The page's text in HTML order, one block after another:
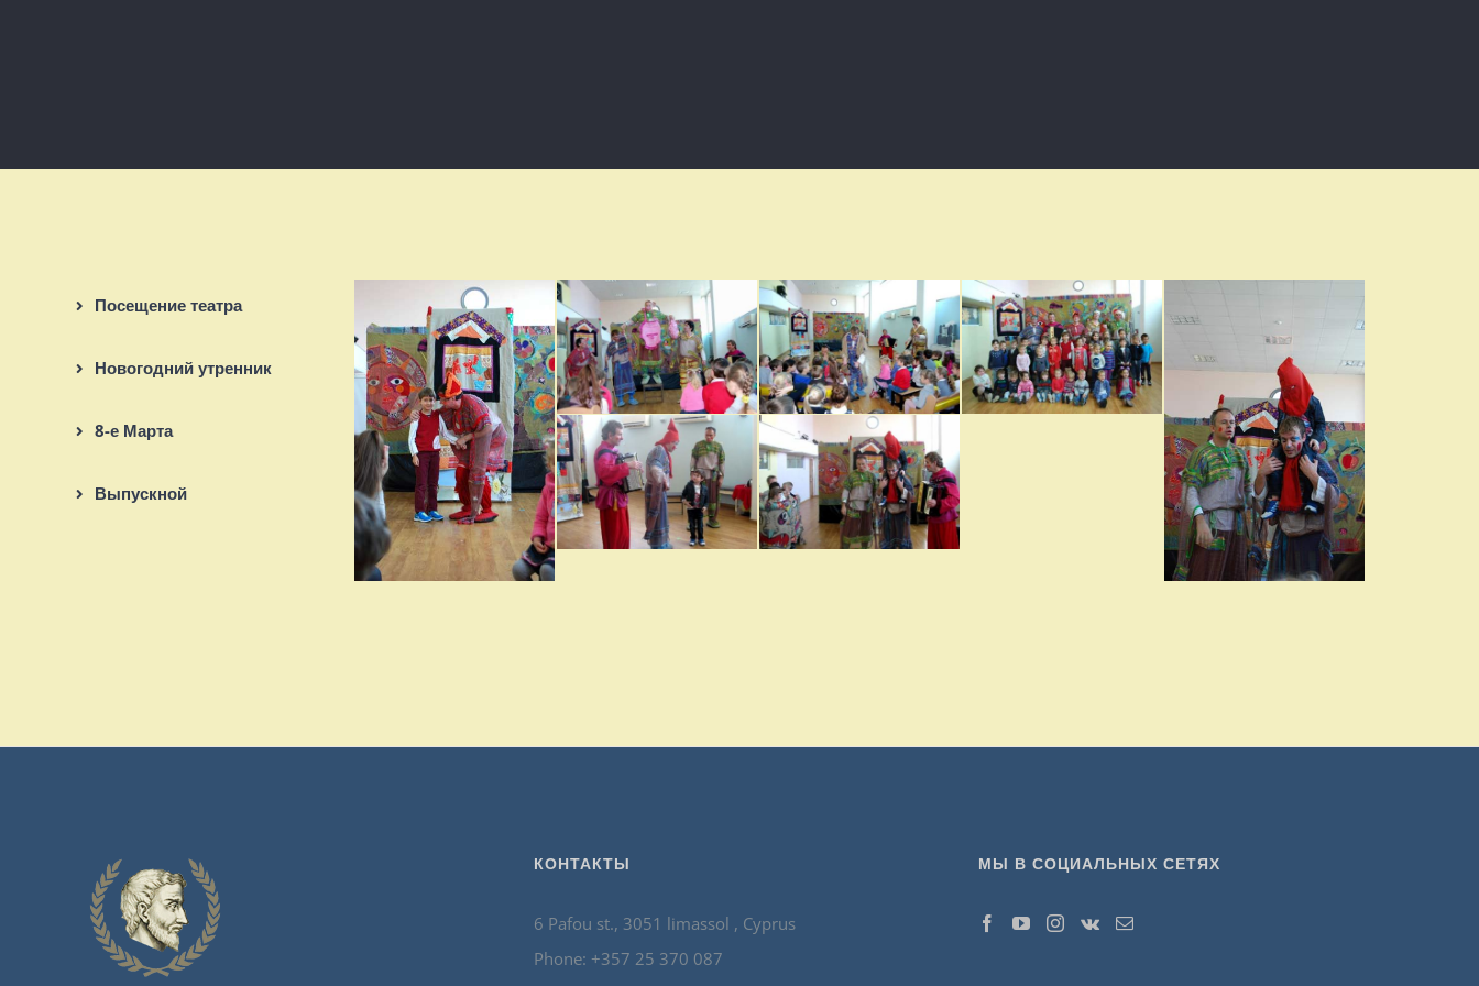
Посещение театра
Новогодний утренник
8-е Марта
Выпускной
КОНТАКТЫ
6 Pafou st., 3051 limassol , Cyprus
Phone: +357 25 370 087
МЫ В СОЦИАЛЬНЫХ СЕТЯХ